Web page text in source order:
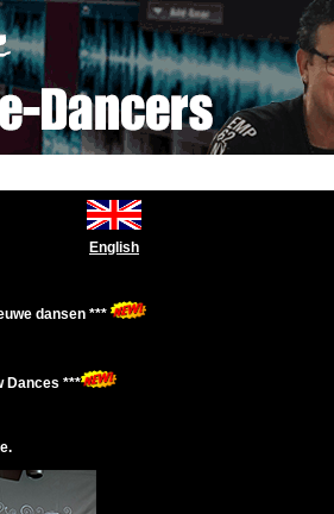
English
dansen ***
Dances ***